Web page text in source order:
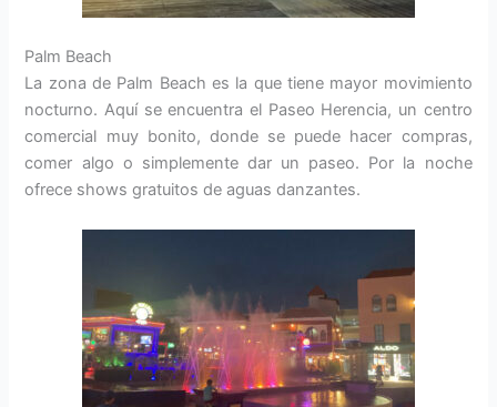
Palm Beach
La zona de Palm Beach es la que tiene mayor movimiento
nocturno. Aquí se encuentra el Paseo Herencia, un centro
comercial muy bonito, donde se puede hacer compras,
comer algo o simplemente dar un paseo. Por la noche
ofrece shows gratuitos de aguas danzantes.